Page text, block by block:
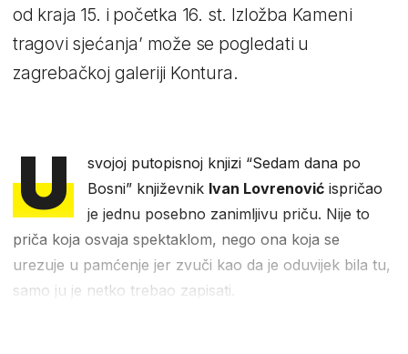
od kraja 15. i početka 16. st. Izložba Kameni
tragovi sjećanja’ može se pogledati u
zagrebačkoj galeriji Kontura.
U
svojoj putopisnoj knjizi “Sedam dana po
Bosni” književnik Ivan Lovrenović ispričao
je jednu posebno zanimljivu priču. Nije to
priča koja osvaja spektaklom, nego ona koja se
urezuje u pamćenje jer zvuči kao da je oduvijek bila tu,
samo ju je netko trebao zapisati.